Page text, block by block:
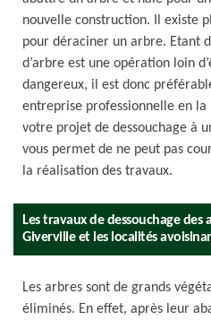
nouvelle construction. Il existe
pour déraciner un arbre. Etant
d’arbre est une opération loin
dangereux, il est donc
entreprise professionnelle en
votre projet de dessouchage à
vous permet de ne peut pas
la réalisation des travaux.
Les travaux de dessouchage des
Giverville et les localités
Les arbres sont de grands
éliminés. En effet, après leur